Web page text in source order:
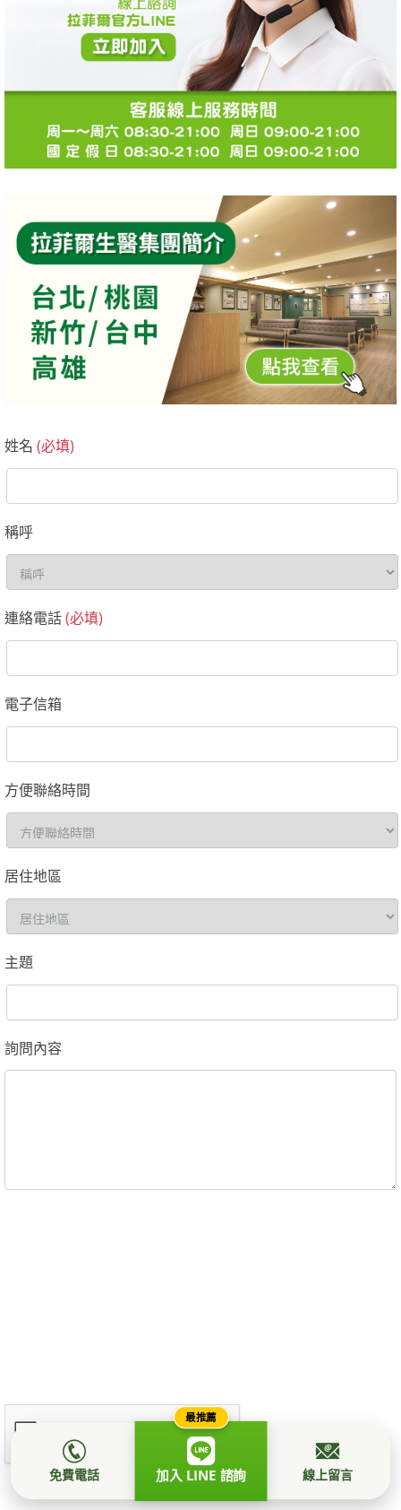
姓名 (必填)
稱呼
連絡電話(必填)
電子信箱
方便聯絡時間
居住地區
主題
詢問內容
免費電話
最推薦
加入 LINE 諮詢 線上留言